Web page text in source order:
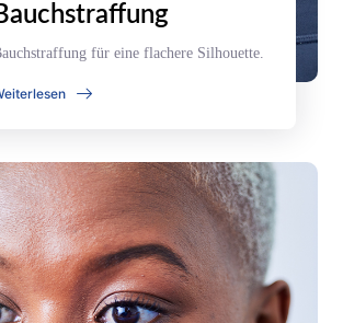
für eine flachere Silhouette.